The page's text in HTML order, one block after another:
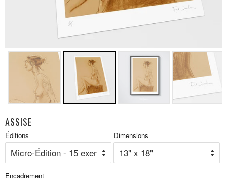
ASSISE
Prix
réduit
Éditions Dimensions
Encadrement